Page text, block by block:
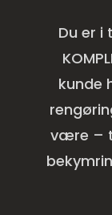
Du er
kunde
være –